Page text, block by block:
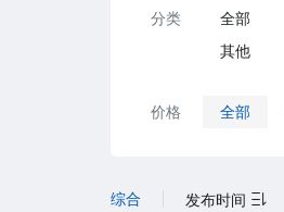
分类 全部
其他
价格 全部
综合 发布时间